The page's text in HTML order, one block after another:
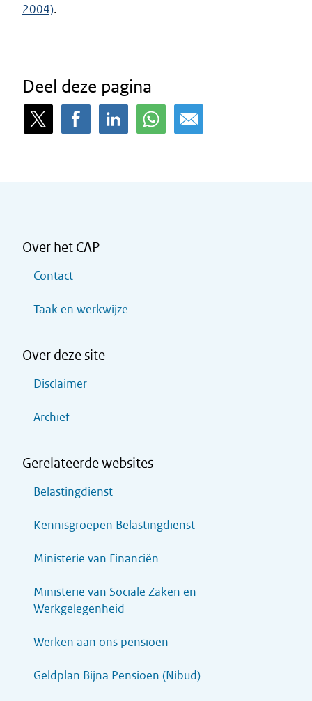
2004).
Deel deze pagina
Over het CAP
Contact
Taak en werkwijze
Over deze site
Disclaimer
Archief
Gerelateerde websites
Belastingdienst
Kennisgroepen Belastingdienst
Ministerie van Financiën
Ministerie van Sociale Zaken en
Werkgelegenheid
Werken aan ons pensioen
Geldplan Bijna Pensioen (Nibud)